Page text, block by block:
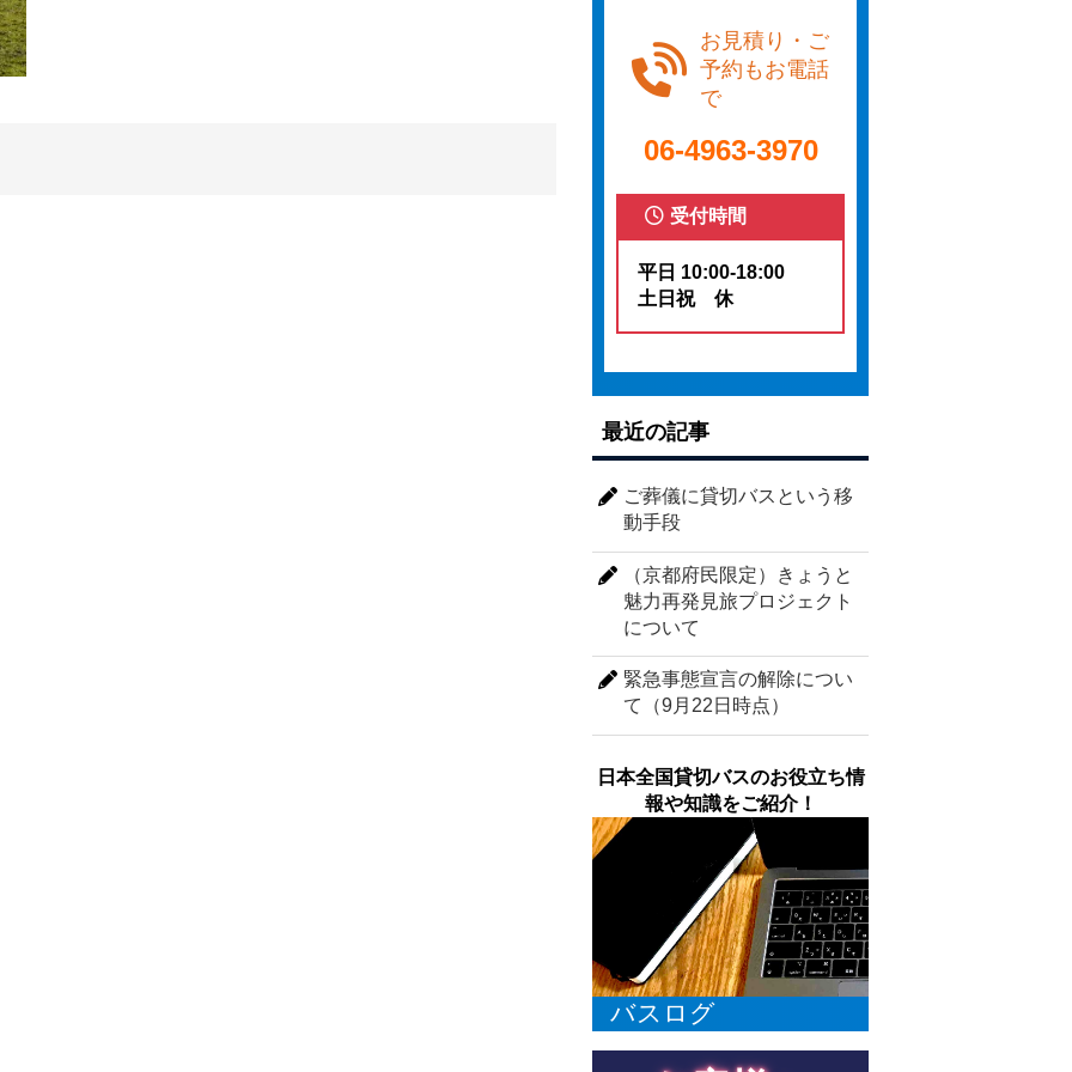
お見積り・ご
予約もお電話
で
06-4963-3970
受付時間
平日 10:00-18:00
土日祝 休
最近の記事
ご葬儀に貸切バスという移
動手段
（京都府民限定）きょうと
魅力再発見旅プロジェクト
について
緊急事態宣言の解除につい
て（9月22日時点）
日本全国貸切バスのお役立ち情
報や知識をご紹介！
バスログ